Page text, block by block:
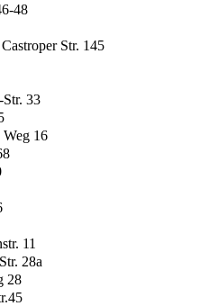
48
Str. 145
33
16
11
28a
28